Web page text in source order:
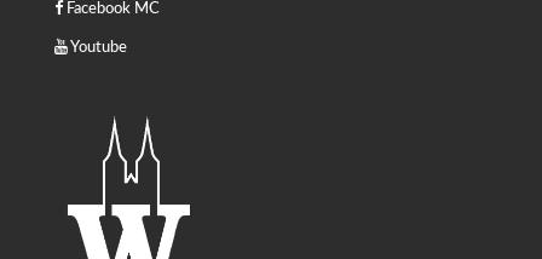
Facebook MC
Youtube